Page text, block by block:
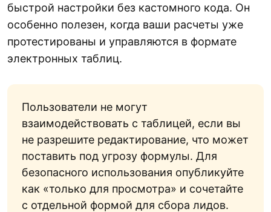
быстрой настройки без кастомного кода. Он
особенно полезен, когда ваши расчеты уже
протестированы и управляются в формате
электронных таблиц.
Пользователи не могут
взаимодействовать с таблицей, если вы
не разрешите редактирование, что может
поставить под угрозу формулы. Для
безопасного использования опубликуйте
как «только для просмотра» и сочетайте
с отдельной формой для сбора лидов.